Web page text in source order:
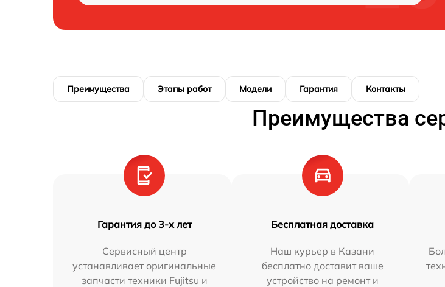
Преимущества Этапы работ Модели Гарантия Контакты
Преимущества
Гарантия до 3-х лет
Сервисный центр
устанавливает оригинальные
запчасти техники Fujitsu и
Бесплатная доставка
Наш курьер в Казани
бесплатно доставит ваше
устройство на ремонт и